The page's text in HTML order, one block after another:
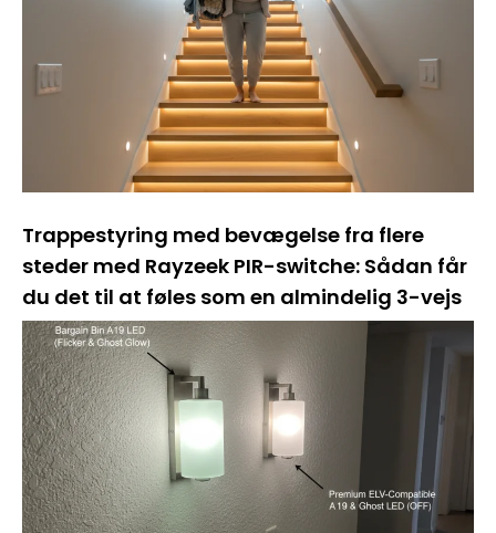
Trappestyring med bevægelse fra flere
steder med Rayzeek PIR-switche: Sådan får
du det til at føles som en almindelig 3-vejs